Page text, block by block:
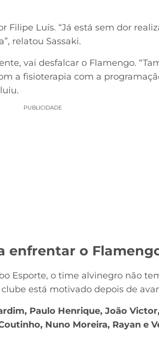
Filipe Luís. “Já está sem dor
relatou Sassaki.
vai desfalcar o Flamengo.
a fisioterapia com a
PUBLICIDADE
enfrentar o
Esporte, o time alvinegro não
está motivado depois de
Paulo Henrique, João
Nuno Moreira, Rayan e